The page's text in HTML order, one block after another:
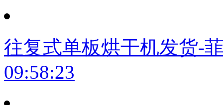
往复式单板烘干机发货-
09:58:23